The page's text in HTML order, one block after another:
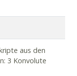
aus den
3 Konvolute